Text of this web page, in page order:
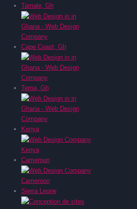
Tamale, Gh
Cape Coast, Gh
Tema, Gh
Kenya
Cameroun
Sierra Leone